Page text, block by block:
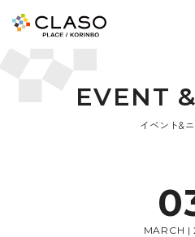
EVENT &
イベント&
MARCH |